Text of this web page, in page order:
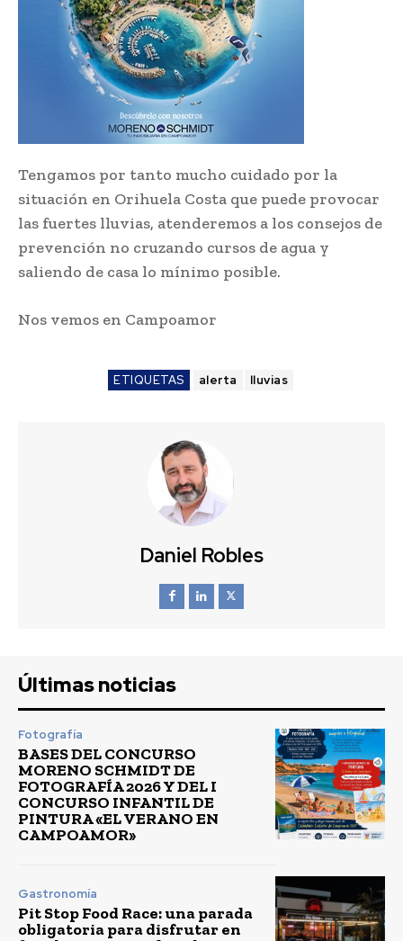
Tengamos por tanto mucho cuidado por la
situación en Orihuela Costa que puede provocar
las fuertes lluvias, atenderemos a los consejos de
prevención no cruzando cursos de agua y
saliendo de casa lo mínimo posible.
Nos vemos en Campoamor
ETIQUETAS alerta lluvias
Daniel Robles
Últimas noticias
Fotografía
BASES DEL CONCURSO
MORENO SCHMIDT DE
FOTOGRAFÍA 2026 Y DEL I
CONCURSO INFANTIL DE
PINTURA «EL VERANO EN
CAMPOAMOR»
Gastronomía
Pit Stop Food Race: una parada
obligatoria para disfrutar en